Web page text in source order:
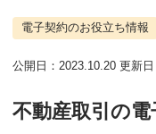
電子契約のお役立ち情報
公開日： 2023.10.20 更新日
不動産取引の